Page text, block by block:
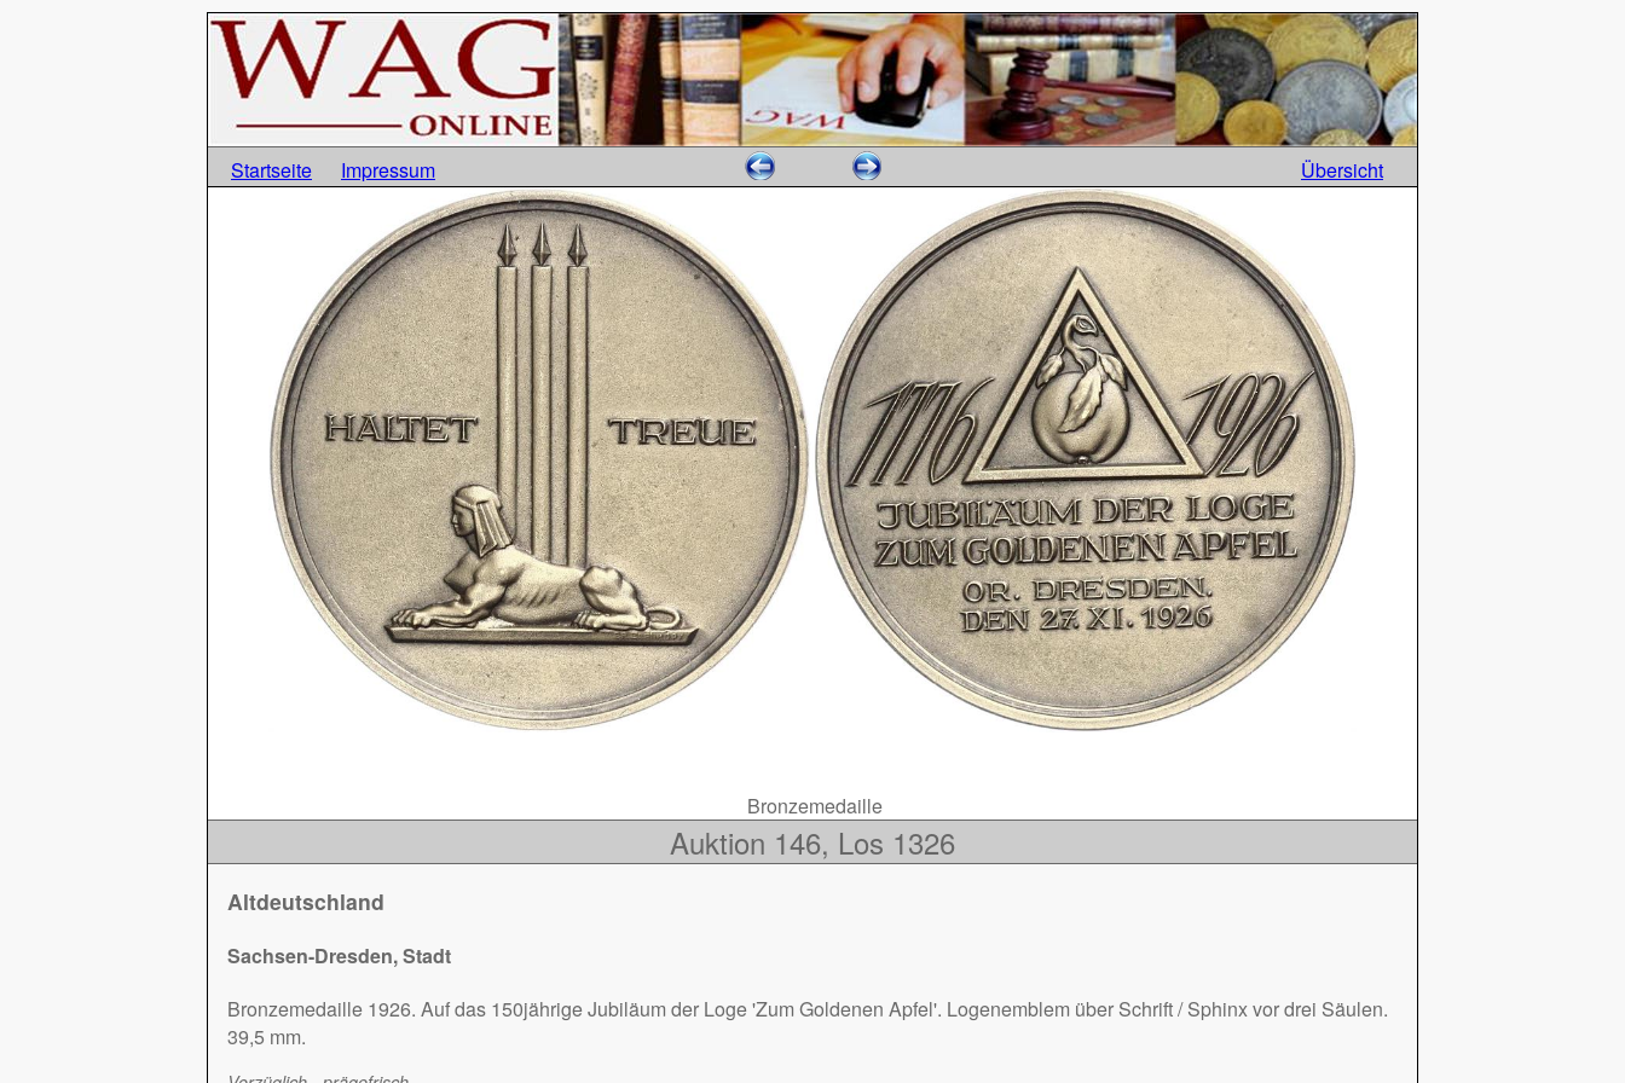
Startseite Impressum Übersicht
Bronzemedaille
Auktion 146, Los 1326
Altdeutschland
Sachsen-Dresden, Stadt
Bronzemedaille 1926. Auf das 150jährige Jubiläum der Loge 'Zum Goldenen Apfel'. Logenemblem über Schrift / Sphinx vor drei Säulen.
39,5 mm.